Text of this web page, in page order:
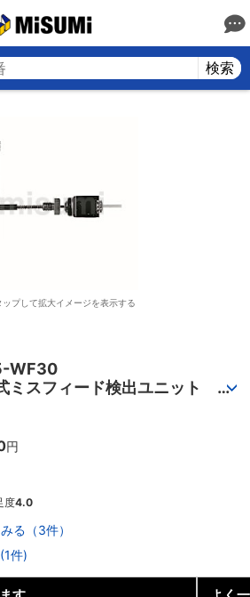
検索
ップして拡大イメージを表示する
WF30
ミスフィード検出ユニット　穴
円
度4.0
る（3件）
件)